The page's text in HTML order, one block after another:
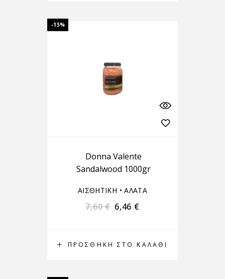
-15%
ΠΡΟΣΘΉΚΗ ΣΤΟ ΚΑΛΆΘΙ
Donna Valente
Sandalwood 1000gr
ΑΙΣΘΗΤΙΚΗ •ΑΛΑΤΑ
7,60€ 6,46 €